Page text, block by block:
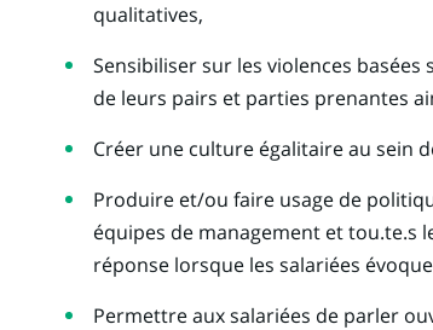
qualitatives,
Sensibiliser sur les violences
de leurs pairs et parties prenantes
Créer une culture égalitaire au sein
Produire et/ou faire usage de
équipes de management et tou.te.s
réponse lorsque les salariées
Permettre aux salariées de parler